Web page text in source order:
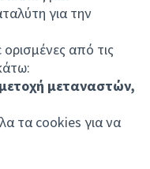
για την
από τις
μεταναστών,
τα cookies για να